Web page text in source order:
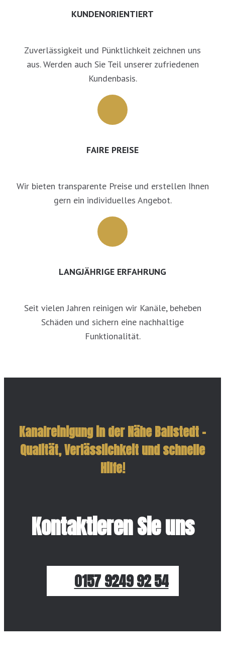
KUNDENORIENTIERT
Zuverlässigkeit und Pünktlichkeit zeichnen uns
aus. Werden auch Sie Teil unserer zufriedenen
Kundenbasis.
FAIRE PREISE
Wir bieten transparente Preise und erstellen Ihnen
gern ein individuelles Angebot.
LANGJÄHRIGE ERFAHRUNG
Seit vielen Jahren reinigen wir Kanäle, beheben
Schäden und sichern eine nachhaltige
Funktionalität.
Kanalreinigung in der Nähe Ballstedt –
Qualität, Verlässlichkeit und schnelle
Hilfe!
Kontaktieren Sie uns
0157 9249 92 54